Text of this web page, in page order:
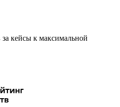
кейсы к максимальной